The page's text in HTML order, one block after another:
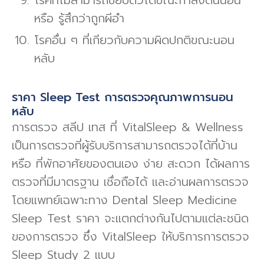
หรือ รู้สึกว่าถูกผีอํา
โรคอื่น ๆ ที่เกียวกับความผิดปกติขณะนอน
หลับ
ราคา Sleep Test การตรวจคุณภาพการนอน
หลับ
การตรวจ สลีป เทส ที่ VitalSleep & Wellness
เป็นการตรวจที่ผู้รับบริการสามารถตรวจได้ที่บ้าน
หรือ ที่พักอาศัยของตนเอง ง่าย สะดวก ได้ผลการ
ตรวจที่มีมาตรฐาน เชื่อถือได้ และอ่านผลการตรวจ
โดยแพทย์เฉพาะทาง Dental Sleep Medicine
Sleep Test ราคา จะแตกต่างกันไปตามแต่ละชนิด
ของการตรวจ ซึ่ง VitalSleep ให้บริการการตรวจ
Sleep Study 2 แบบ